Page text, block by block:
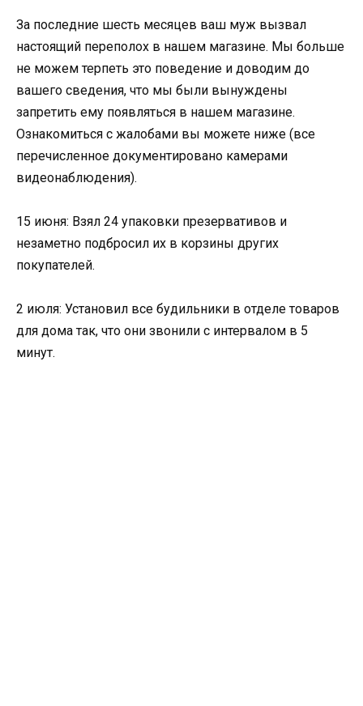
За последние шесть месяцев ваш муж вызвал
настоящий переполох в нашем магазине. Мы больше
не можем терпеть это поведение и доводим до
вашего сведения, что мы были вынуждены
запретить ему появляться в нашем магазине.
Ознакомиться с жалобами вы можете ниже (все
перечисленное документировано камерами
видеонаблюдения).
15 июня: Взял 24 упаковки презервативов и
незаметно подбросил их в корзины других
покупателей.
2 июля: Установил все будильники в отделе товаров
для дома так, что они звонили с интервалом в 5
минут.